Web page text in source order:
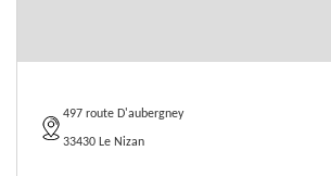
497 route D'aubergney
33430 Le Nizan